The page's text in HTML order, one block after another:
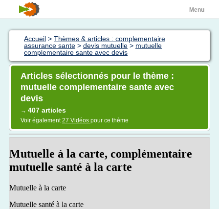
Menu
Accueil > Thèmes & articles : complementaire
assurance sante > devis mutuelle > mutuelle
complementaire sante avec devis
Articles sélectionnés pour le thème :
mutuelle complementaire sante avec
devis
→ 407 articles
Voir également27 Vidéos pour ce thème
Mutuelle à la carte, complémentaire
mutuelle santé à la carte
Mutuelle à la carte
Mutuelle santé à la carte